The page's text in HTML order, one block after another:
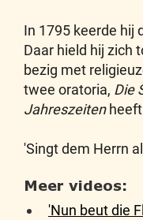
In 1795 keerde hij
Daar hield hij zich
bezig met
twee oratoria, Die
Jahreszeitenheeft
'Singt dem Herrn
Meer videos:
'Nun beut die